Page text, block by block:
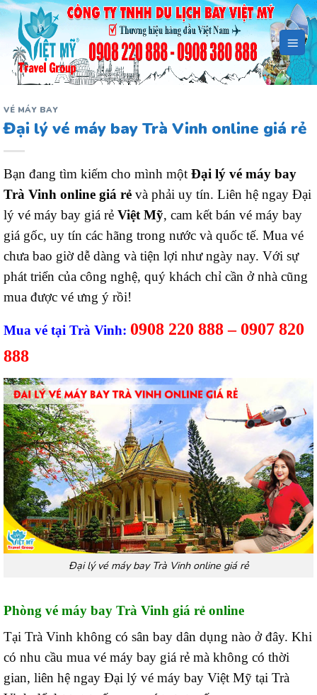
Bỏ
qua
dung
VÉ MÁY BAY
Đại lý vé máy bay Trà Vinh online giá rẻ
Bạn đang tìm kiếm cho mình một Đại lý vé máy bay
Trà Vinh online giá rẻ và phải uy tín. Liên hệ ngay Đại
lý vé máy bay giá rẻ Việt Mỹ, cam kết bán vé máy bay
giá gốc, uy tín các hãng trong nước và quốc tế. Mua vé
chưa bao giờ dễ dàng và tiện lợi như ngày nay. Với sự
phát triển của công nghệ, quý khách chỉ cần ở nhà cũng
mua được vé ưng ý rồi!
Mua vé tại Trà Vinh: 0908 220 888 – 0907 820
888
Đại lý vé máy bay Trà Vinh online giá rẻ
Phòng vé máy bay Trà Vinh giá rẻ online
Tại Trà Vinh không có sân bay dân dụng nào ở đây. Khi
có nhu cầu mua vé máy bay giá rẻ mà không có thời
gian, liên hệ ngay Đại lý vé máy bay Việt Mỹ tại Trà